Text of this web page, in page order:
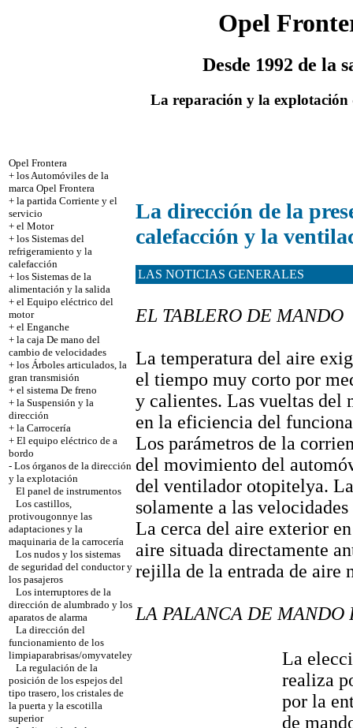
Opel
Desde 1992 de la
La reparación y la
Opel Frontera
+ los Automóviles de la
marca Opel Frontera
+ la partida Corriente y el
servicio
+ el Motor
+ los Sistemas del
refrigeramiento y la
calefacción
+ los Sistemas de la
alimentación y la salida
+ el Equipo eléctrico del
motor
+ el Enganche
+ la caja De mano del
cambio de velocidades
+ los Árboles articulados, la
gran transmisión
+ el sistema De freno
+ la Suspensión y la
dirección
+ la Carrocería
+ El equipo eléctrico de a
bordo
- Los órganos de la dirección
y la explotación
El panel de instrumentos
Los castillos,
protivougonnye las
adaptaciones y la
maquinaria de la carrocería
Los nudos y los sistemas
de seguridad del conductor y
los pasajeros
Los interruptores de la
dirección de alumbrado y los
aparatos de alarma
La dirección del
funcionamiento de los
limpiaparabrisas/omyvateley
La regulación de la
posición de los espejos del
tipo trasero, los cristales de
la puerta y la escotilla
superior
La dirección de la
calefacción y la
LAS NOTICIAS GENERALES
EL TABLERO DE MANDO
La temperatura del aire
el tiempo muy corto por
y calientes. Las vueltas del
en la eficiencia del
Los parámetros de la
del movimiento del
del ventilador otopitelya.
solamente a las
La cerca del aire exterior
aire situada directamente
rejilla de la entrada de aire
LA PALANCA DE
La
realiza
por la
de